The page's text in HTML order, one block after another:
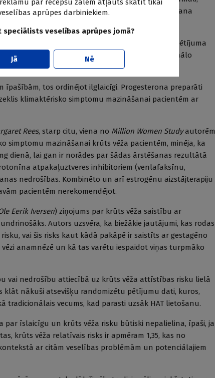
holesterīna līmeni perorālo preparātu nozīmēšana
Kanočo (
), ziņojot par ESTHER pētījuma
bija perorālo estrogēnu lietotājām, bet transdermālo
pacientēm ar normālu ķermeņa masu.
tos ordinējot ilglaicīgi. Progesterona preparāti
klimaktērisko simptomu mazināšanai pacientēm ar
Rees, starp citu, viena no Million Women Studyautorēm
mazināšanai krūts vēža pacientēm, minēja, ka
dienā, lai gan ir norādes par šādas ārstēšanas rezultātā
atpakaļuztveres inhibitoriem (venlafaksīnu,
nedrošības. Kombinēto un arī estrogēnu aizstājterapiju
pacientēm nerekomendējot.
Eerik Iversen) ziņojums par krūts vēža saistību ar
Autors uzsvēra, ka biežākie jautājumi, kas rodas
vai šis risks kaut kādā pakāpē ir saistīts ar gestagēno
anamnēzē un kā tas varētu iespaidot viņas turpmāko
vai nedrošību attiecībā uz krūts vēža attīstības risku lielā
nākuši atsevišķu randomizētu pētījumu dati, kuros,
tradicionālais vecums, kad parasti uzsāk HAT lietošanu.
par īslaicīgu un krūts vēža risku būtiski nepalielina, īpaši, ja
krūts vēža relatīvais risks ir apmēram 1,35, kas no
ar citām veselības problēmām un potenciālajiem
par recepšu zālēm atļauts skatīt tikai
aprūpes darbiniekiem.
speciālists veselības aprūpes jomā?
Jā Nē